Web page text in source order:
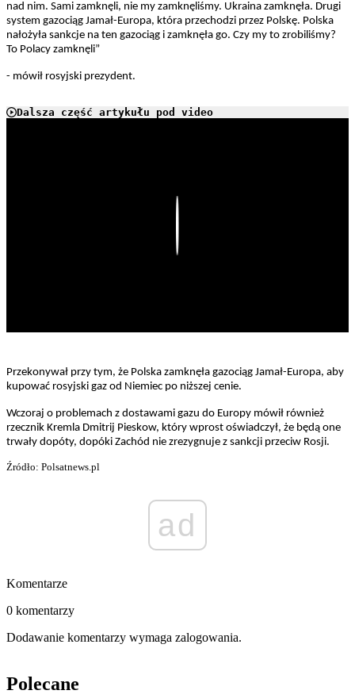
nad nim. Sami zamknęli, nie my zamknęliśmy. Ukraina zamknęła. Drugi
system gazociąg Jamał-Europa, która przechodzi przez Polskę. Polska
nałożyła sankcje na ten gazociąg i zamknęła go. Czy my to zrobiliśmy?
To Polacy zamknęli”
- mówił rosyjski prezydent.
Dalsza część artykułu pod video
Przekonywał przy tym, że Polska zamknęła gazociąg Jamał-Europa, aby
kupować rosyjski gaz od Niemiec po niższej cenie.
Wczoraj o problemach z dostawami gazu do Europy mówił również
rzecznik Kremla Dmitrij Pieskow, który wprost oświadczył, że będą one
trwały dopóty, dopóki Zachód nie zrezygnuje z sankcji przeciw Rosji.
Źródło: Polsatnews.pl
ad
Komentarze
0 komentarzy
Dodawanie komentarzy wymaga zalogowania.
Polecane